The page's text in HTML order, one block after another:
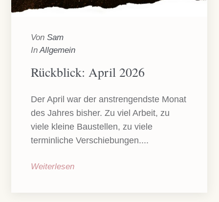
Von Sam
InAllgemein
Rückblick: April 2026
Der April war der anstrengendste Monat
des Jahres bisher. Zu viel Arbeit, zu
viele kleine Baustellen, zu viele
terminliche Verschiebungen....
Weiterlesen